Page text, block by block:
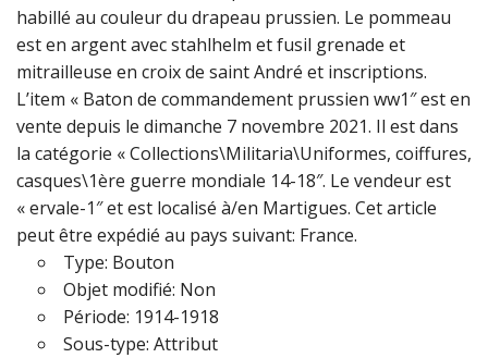
habillé au couleur du drapeau prussien. Le pommeau
est en argent avec stahlhelm et fusil grenade et
mitrailleuse en croix de saint André et inscriptions.
L’item « Baton de commandement prussien ww1″ est en
vente depuis le dimanche 7 novembre 2021. Il est dans
la catégorie « Collections\Militaria\Uniformes, coiffures,
casques\1ère guerre mondiale 14-18″. Le vendeur est
« ervale-1″ et est localisé à/en Martigues. Cet article
peut être expédié au pays suivant: France.
Type: Bouton
Objet modifié: Non
Période: 1914-1918
Sous-type: Attribut